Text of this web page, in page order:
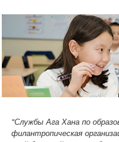
"Службы Ага Хана по
филантропическая